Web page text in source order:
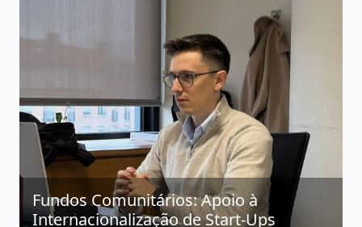
Fundos Comunitários: Apoio à
Internacionalização de Start-Ups